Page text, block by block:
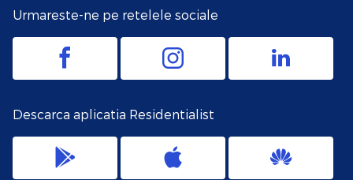
Urmareste-ne pe retelele sociale
Descarca aplicatia Residentialist